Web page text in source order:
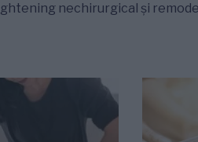
nechirurgical și